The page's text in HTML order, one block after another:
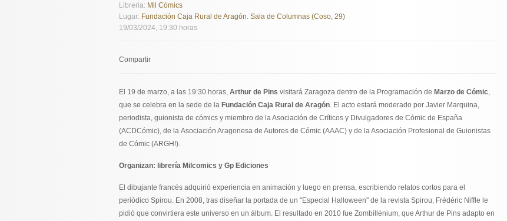
Libreria: Mil Cómics
Lugar: Fundación Caja Rural de Aragón. Sala de Columnas (Coso, 29)
19/03/2024, 19:30 horas
Compartir
El 19 de marzo, a las 19:30 horas, Arthur de Pins visitará Zaragoza dentro de la Programación de Marzo de Cómic,
que se celebra en la sede de la Fundación Caja Rural de Aragón. El acto estará moderado por Javier Marquina,
periodista, guionista de cómics y miembro de la Asociación de Críticos y Divulgadores de Cómic de España
(ACDCómic), de la Asociación Aragonesa de Autores de Cómic (AAAC) y de la Asociación Profesional de Guionistas
de Cómic (ARGH!).
Organizan: librería Milcomics y Gp Ediciones
El dibujante francés adquirió experiencia en animación y luego en prensa, escribiendo relatos cortos para el
periódico Spirou. En 2008, tras diseñar la portada de un "Especial Halloween" de la revista Spirou, Frédéric Niffle le
pidió que convirtiera este universo en un álbum. El resultado en 2010 fue Zombillénium, que Arthur de Pins adapto en